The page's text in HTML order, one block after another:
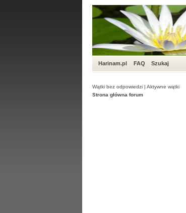
Harinam.pl FAQ Szukaj
Wątki bez odpowiedzi | Aktywne wątki
Strona główna forum